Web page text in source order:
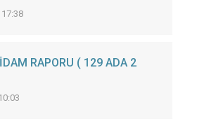
17:38
RAPORU ( 129 ADA 2